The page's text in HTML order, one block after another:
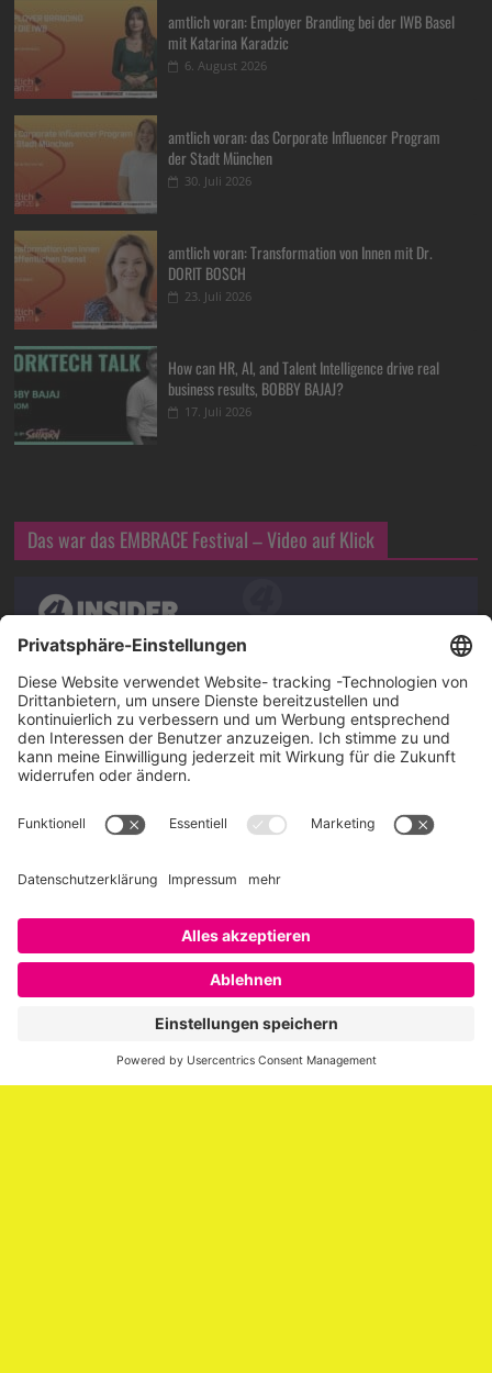
amtlich voran: Employer Branding bei der IWB Basel
mit Katarina Karadzic
6. August 2026
amtlich voran: das Corporate Influencer Program
der Stadt München
30. Juli 2026
amtlich voran: Transformation von Innen mit Dr.
DORIT BOSCH
23. Juli 2026
How can HR, AI, and Talent Intelligence drive real
business results, BOBBY BAJAJ?
17. Juli 2026
Das war das EMBRACE Festival – Video auf Klick
Über SAATKORN
SAATKORN ist der Blog von Gero Hesse. Seit 2009 schreibt
er über die Themen Employer Branding,